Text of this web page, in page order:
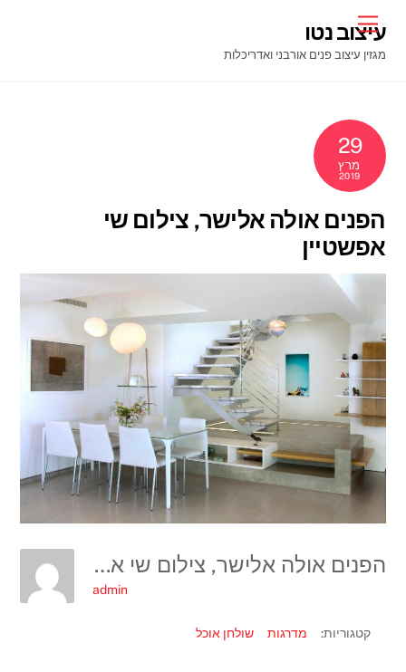
content
Menu
עיצוב נטו
מגזין עיצוב פנים אורבני ואדריכלות
29
מרץ
2019
הפנים אולה אלישר, צילום שי
אפשטיין
הפנים אולה אלישר, צילום שי אפשטיין
admin
קטגוריות: מדרגות שולחן אוכל